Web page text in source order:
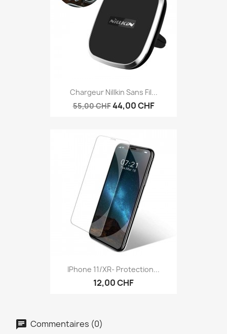
Chargeur Nillkin Sans Fil...
55,00 CHF44,00 CHF
IPhone 11/XR- Protection...
12,00 CHF
Commentaires (0)